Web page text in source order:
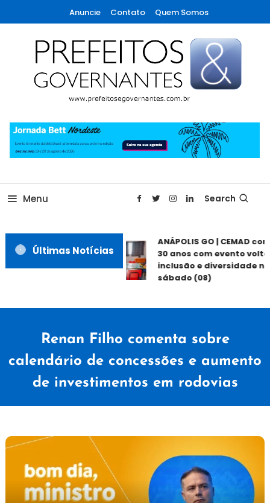
To
Content
Anuncie Contato Quem Somos
Prefeitos & Governantes
Menu Search
Últimas Notícias
ANÁPOLIS GO | CEMAD
30 anos com evento
inclusão e diversidade
sábado (08)
Renan Filho comenta sobre
calendário de concessões e aumento
de investimentos em rodovias